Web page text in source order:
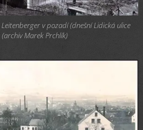
v pozadí (dnešní Lidická ulice
(archiv Marek Prchlík)